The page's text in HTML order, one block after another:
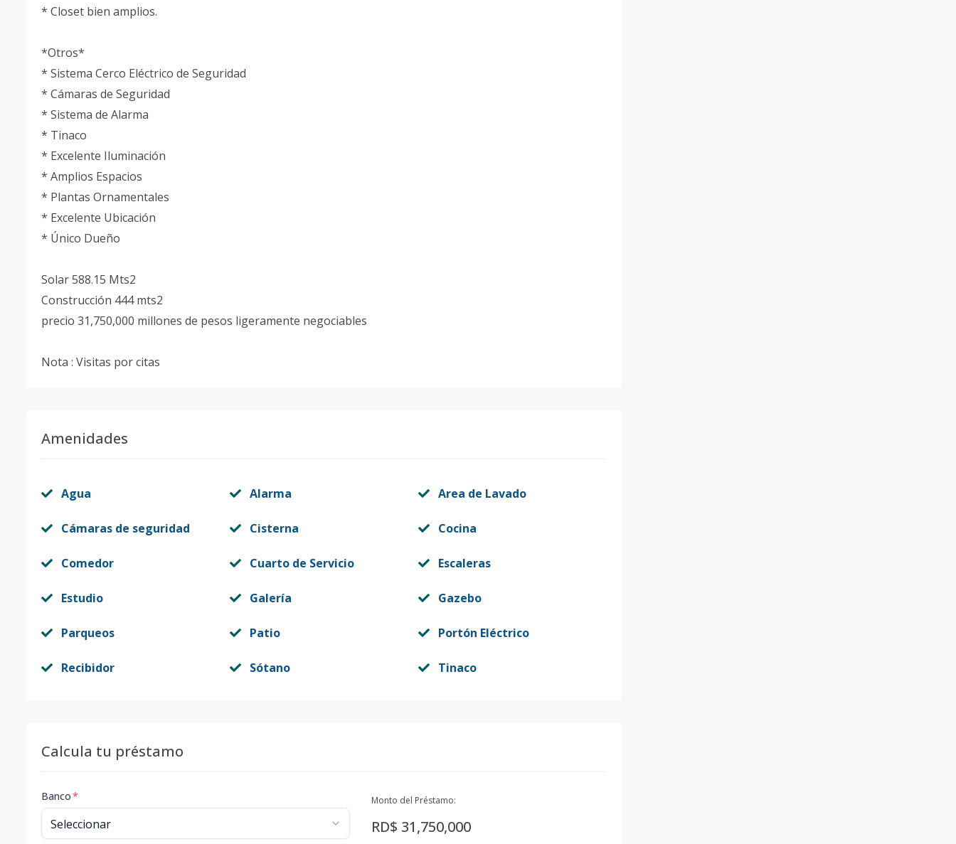
* Closet bien amplios.
*Otros*
* Sistema Cerco Eléctrico de Seguridad
* Cámaras de Seguridad
* Sistema de Alarma
* Tinaco
* Excelente Iluminación
* Amplios Espacios
* Plantas Ornamentales
* Excelente Ubicación
* Único Dueño
Solar 588.15 Mts2
Construcción 444 mts2
precio 31,750,000 millones de pesos ligeramente negociables
Nota : Visitas por citas
Amenidades
Agua Alarma Area de Lavado
Cámaras de seguridad Cisterna Cocina
Comedor Cuarto de Servicio Escaleras
Estudio Galería Gazebo
Parqueos Patio Portón Eléctrico
Recibidor Sótano Tinaco
Calcula tu préstamo
Banco* Monto del Préstamo:
RD$ 31,750,000